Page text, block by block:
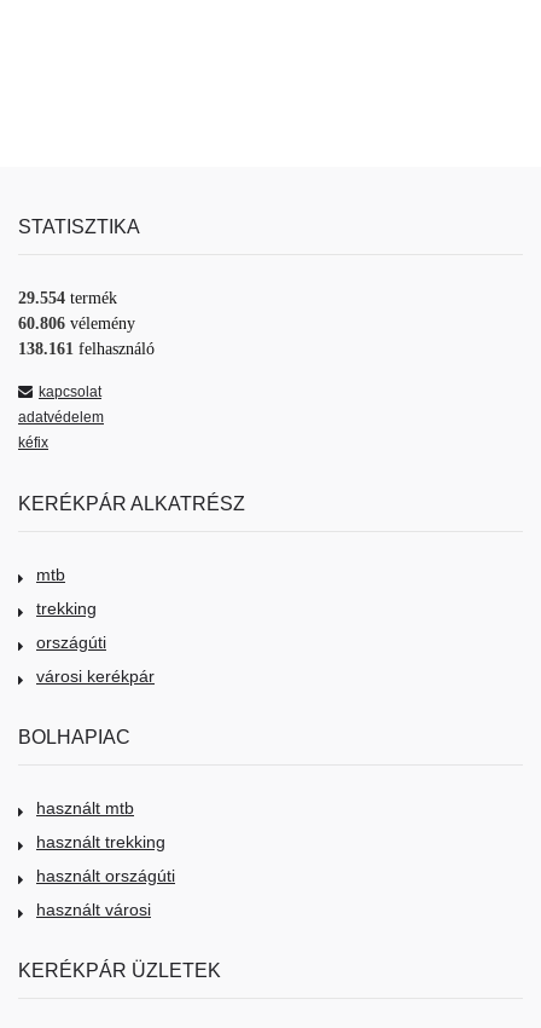
STATISZTIKA
29.554 termék
60.806 vélemény
138.161 felhasználó
kapcsolat
adatvédelem
kéfix
KERÉKPÁR ALKATRÉSZ
mtb
trekking
országúti
városi kerékpár
BOLHAPIAC
használt mtb
használt trekking
használt országúti
használt városi
KERÉKPÁR ÜZLETEK